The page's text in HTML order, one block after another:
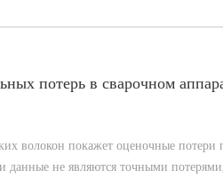
потерь в сварочном
волокон покажет оценочные
данные не являются точными